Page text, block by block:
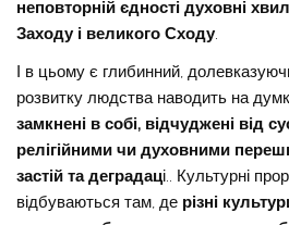
неповторній єдності духовні
Заходу і великого Сходу.
І в цьому є глибинний,
розвитку людства наводить на
замкнені в собі, відчуджені від
релігійними чи духовними
застій та деградаці.. Культурні
відбуваються там, де різні